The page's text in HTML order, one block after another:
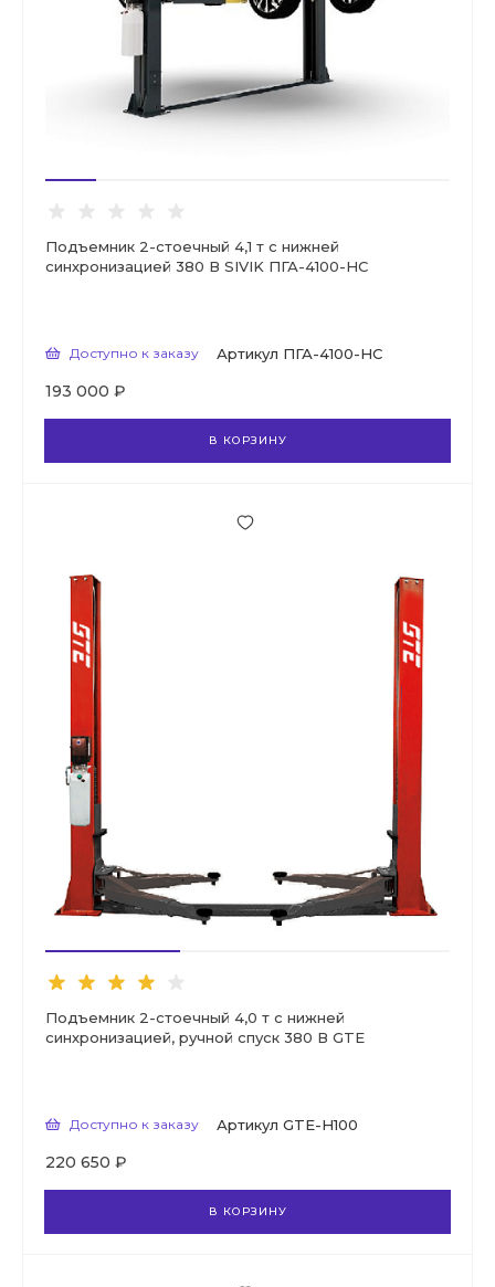
Подъемник 2-стоечный 4,1 т с нижней
синхронизацией 380 В SIVIK ПГА-4100-НС
Доступно к заказу Артикул ПГА-4100-НС
193 000 ₽
В КОРЗИНУ
Подъемник 2-стоечный 4,0 т с нижней
синхронизацией, ручной спуск 380 В GTE
Доступно к заказу Артикул GTE-H100
220 650 ₽
В КОРЗИНУ